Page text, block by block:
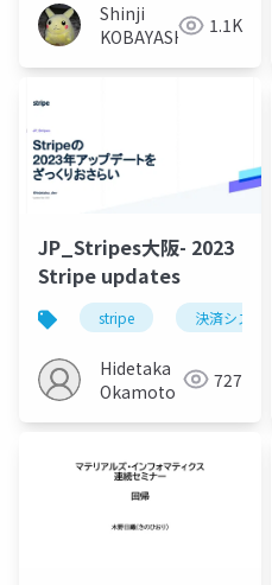
Shinji
KOBAYASHI
1.1K
JP_Stripes大阪- 2023
Stripe updates
stripe 決済システム
Hidetaka
Okamoto
727